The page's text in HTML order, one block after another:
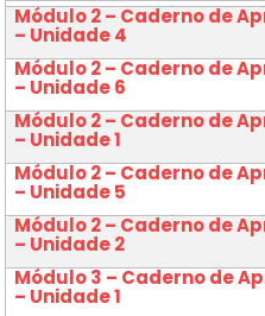
Módulo 2 – Caderno de
– Unidade 4
Módulo 2 – Caderno de
– Unidade 6
Módulo 2 – Caderno de
– Unidade 1
Módulo 2 – Caderno de
– Unidade 5
Módulo 2 – Caderno de
– Unidade 2
Módulo 3 – Caderno de
– Unidade 1